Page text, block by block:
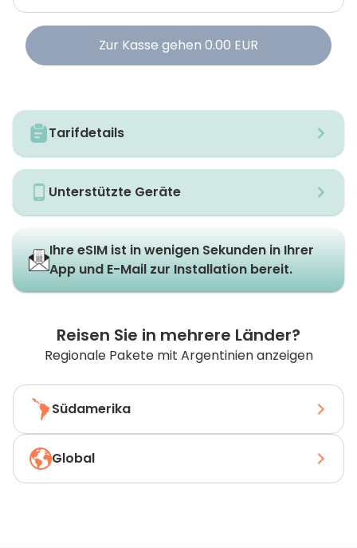
Zur Kasse gehen 0.00 EUR
Tarifdetails
Unterstützte Geräte
Ihre eSIM ist in wenigen Sekunden in Ihrer
App und E-Mail zur Installation bereit.
Reisen Sie in mehrere Länder?
Regionale Pakete mit Argentinien anzeigen
Südamerika
Global